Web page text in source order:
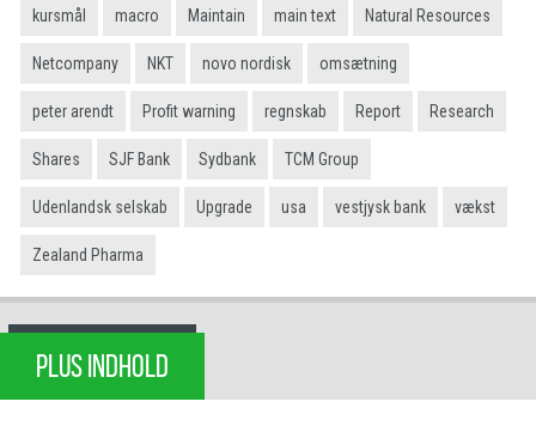
kursmål macro Maintain main text Natural Resources
Netcompany NKT novo nordisk omsætning
peter arendt Profit warning regnskab Report Research
Shares SJF Bank Sydbank TCM Group
Udenlandsk selskab Upgrade usa vestjysk bank vækst
Zealand Pharma
PLUS INDHOLD